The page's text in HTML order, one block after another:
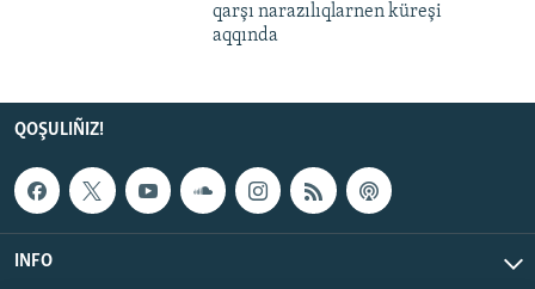
qarşı narazılıqlarnen küreşi
aqqında
QOŞULIÑIZ!
INFO